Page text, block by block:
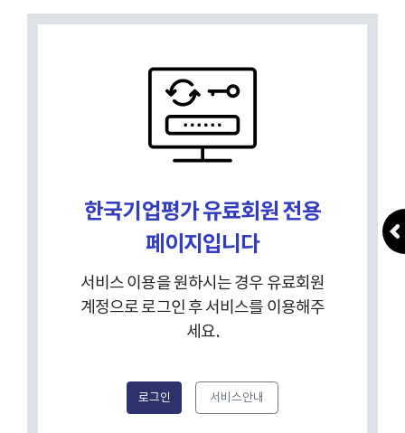
한국기업평가 유료회원 전용
페이지입니다
서비스 이용을 원하시는 경우 유료회원
계정으로 로그인 후 서비스를 이용해주
세요.
로그인 서비스안내